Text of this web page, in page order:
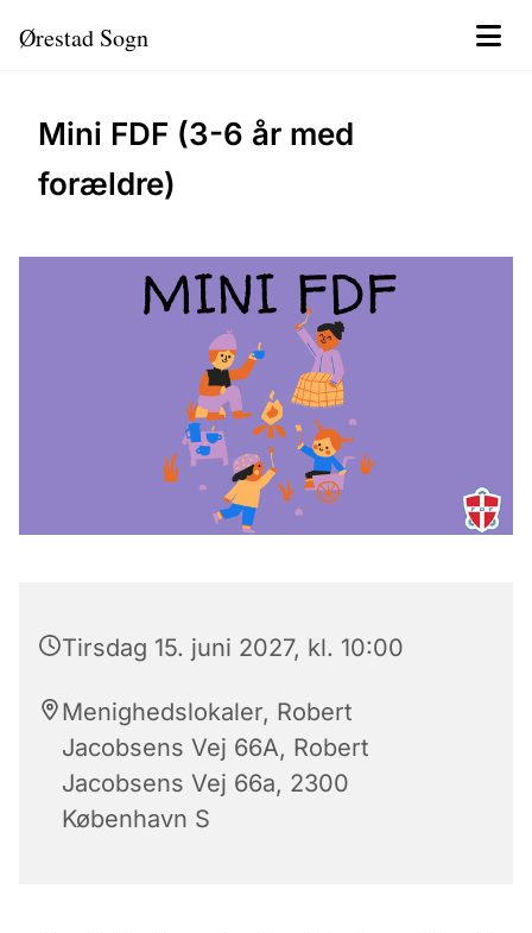
Ørestad Sogn
Mini FDF (3-6 år med
forældre)
Tirsdag 15. juni 2027, kl. 10:00
Menighedslokaler, Robert
Jacobsens Vej 66A, Robert
Jacobsens Vej 66a, 2300
København S